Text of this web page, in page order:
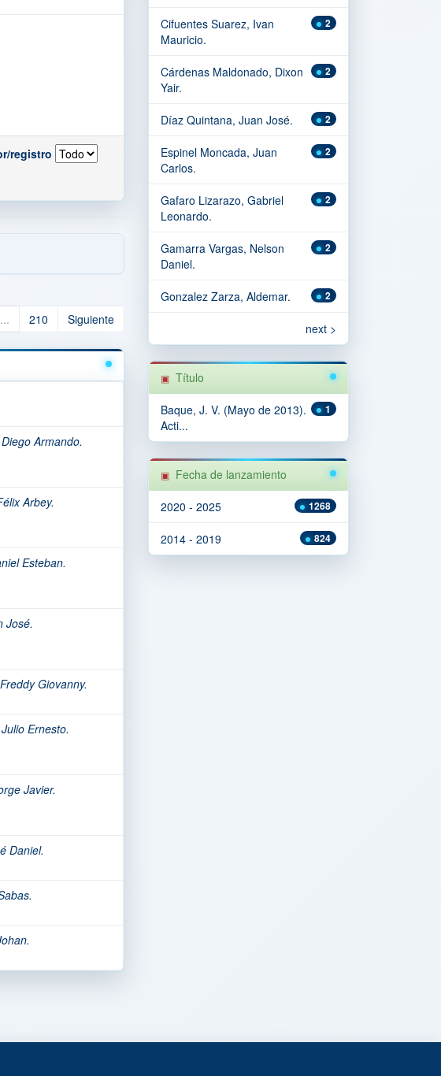
registro
... 210 Siguiente
Armando.
Arbey.
Esteban.
José.
Giovanny.
Ernesto.
Javier.
Daniel.
2
Cifuentes Suarez, Ivan
Mauricio.
2
Cárdenas Maldonado, Dixon
Yair.
2
Díaz Quintana, Juan José.
2
Espinel Moncada, Juan
Carlos.
2
Gafaro Lizarazo, Gabriel
Leonardo.
2
Gamarra Vargas, Nelson
Daniel.
2
Gonzalez Zarza, Aldemar.
next >
Título
1
Baque, J. V. (Mayo de 2013).
Acti...
Fecha de lanzamiento
1268
2020 - 2025
824
2014 - 2019